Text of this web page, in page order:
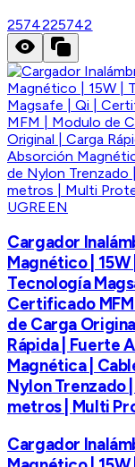
2574225742
UGREEN
Cargador
Magnético | 15W |
Tecnología
Certificado
de Carga
Rápida | Fuerte
Magnética |
Nylon Trenzado |
metros | Multi
Cargador